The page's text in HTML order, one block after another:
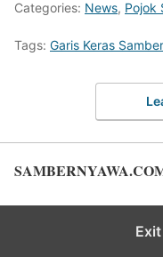
Categories: News, Pojok
Tags: Garis Keras